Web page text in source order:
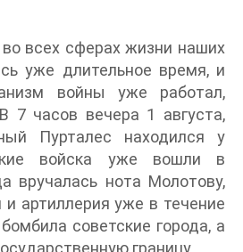
всех сферах жизни наших
уже длительное время, и
войны уже работал,
7 часов вечера 1 августа,
Пурталес находился у
войска уже вошли в
вручалась нота Молотову,
и артиллерия уже в течение
советские города, а
границу.